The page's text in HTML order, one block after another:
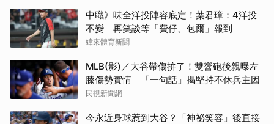
中職》味全洋投陣容底定！葉君璋：4洋投
不變 再笑談等「費仔、包爾」報到
緯來體育新聞
MLB(影)／大谷帶傷拚了！雙響砲後親曝左
膝傷勢實情 「一句話」揭堅持不休兵主因
民視新聞網
今永近身球惹到大谷？「神祕笑容」後直接